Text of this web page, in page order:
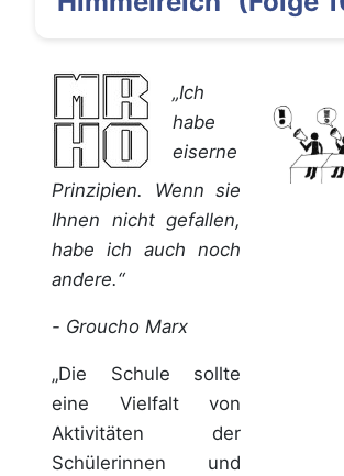
„Ich
habe
eiserne
Prinzipien. Wenn sie
Ihnen nicht gefallen,
habe ich auch noch
andere.“
- Groucho Marx
„Die Schule sollte
eine Vielfalt von
Aktivitäten der
Schülerinnen und